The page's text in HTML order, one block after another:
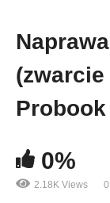
0%
2.18K Views